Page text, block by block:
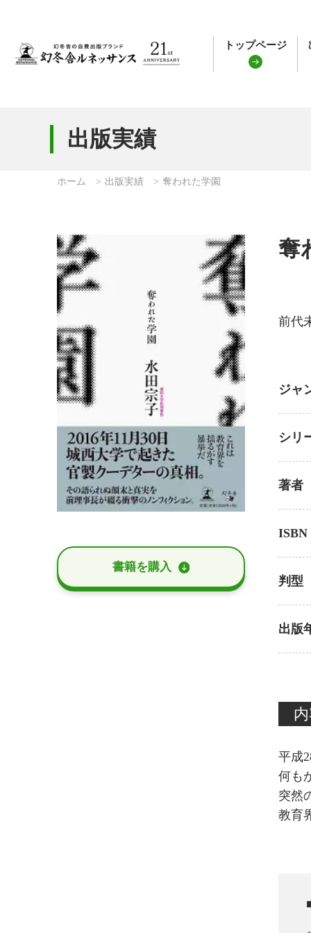
トップページ
出版実績
ホーム 出版実績 奪われた学園
書籍を購⼊
奪
前代
ジャ
シリ
著者
ISBN
判型
出版
平成
何も
突然
教育